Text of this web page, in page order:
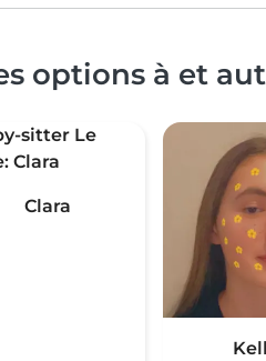
options à et
Clara